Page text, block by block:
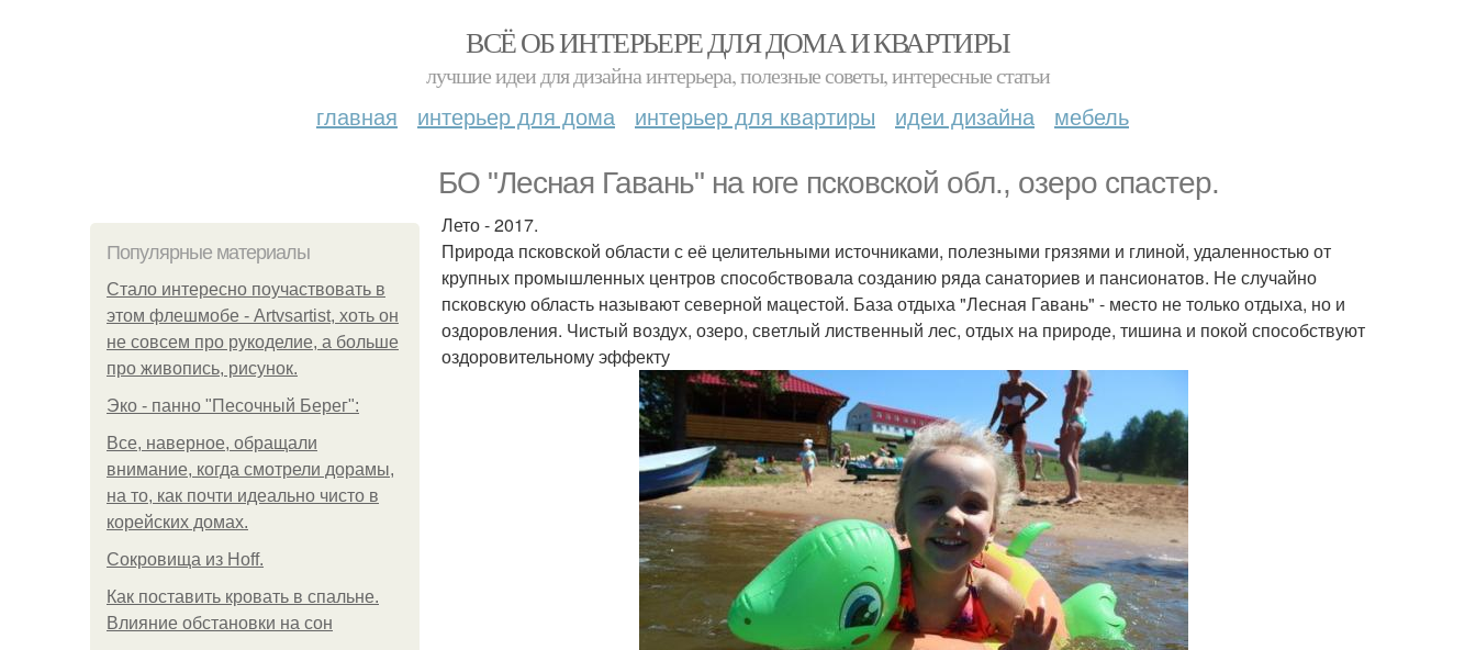
ВСЁ ОБ ИНТЕРЬЕРЕ ДЛЯ ДОМА И КВАРТИРЫ
лучшие идеи для дизайна интерьера, полезные советы, интересные статьи
главная интерьер для дома интерьер для квартиры идеи дизайна мебель
БО "Лесная Гавань" на юге псковской обл., озеро спастер.
Популярные материалы
Стало интересно поучаствовать в
этом флешмобе - Artvsartist, хоть он
не совсем про рукоделие, а больше
про живопись, рисунок.
Эко - панно "Песочный Берег":
Все, наверное, обращали
внимание, когда смотрели дорамы,
на то, как почти идеально чисто в
корейских домах.
Сокровища из Hoff.
Как поставить кровать в спальне.
Влияние обстановки на сон
Лето - 2017.
Природа псковской области с её целительными источниками, полезными грязями и глиной, удаленностью от
крупных промышленных центров способствовала созданию ряда санаториев и пансионатов. Не случайно
псковскую область называют северной мацестой. База отдыха "Лесная Гавань" - место не только отдыха, но и
оздоровления. Чистый воздух, озеро, светлый лиственный лес, отдых на природе, тишина и покой способствуют
оздоровительному эффекту